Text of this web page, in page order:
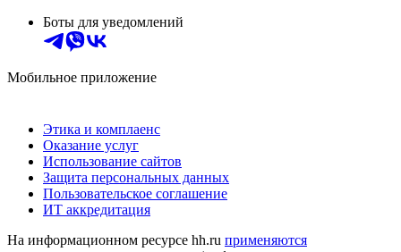
Боты для уведомлений
Мобильное приложение
Этика и комплаенс
Оказание услуг
Использование сайтов
Защита персональных данных
Пользовательское соглашение
ИТ аккредитация
На информационном ресурсе hh.ru применяются